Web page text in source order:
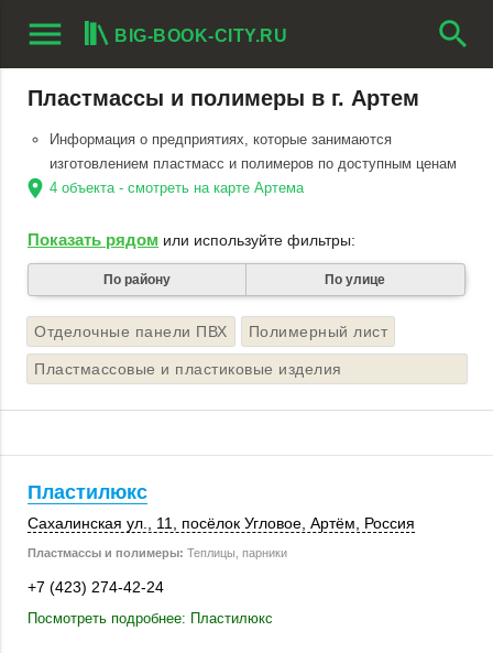
menu BIG-BOOK-CITY.RU search
Пластмассы и полимеры в г. Артем
Информация о предприятиях, которые занимаются
изготовлением пластмасс и полимеров по доступным ценам
location_on 4 объекта - смотреть на карте Артема
Показать рядом или используйте фильтры:
По району По улице
Отделочные панели ПВХ Полимерный лист
Пластмассовые и пластиковые изделия
Пластилюкс
Сахалинская ул., 11 посёлок Угловое Артём Россия
Пластмассы и полимеры: Теплицы, парники
+7 (423) 274-42-24
Посмотреть подробнее: Пластилюкс